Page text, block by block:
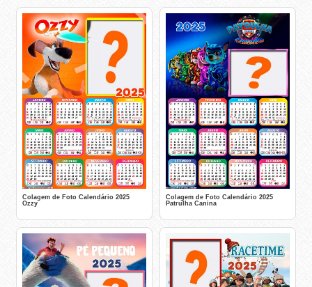
Colagem de Foto Calendário 2025
Ozzy
Colagem de Foto Calendário 2025
Patrulha Canina